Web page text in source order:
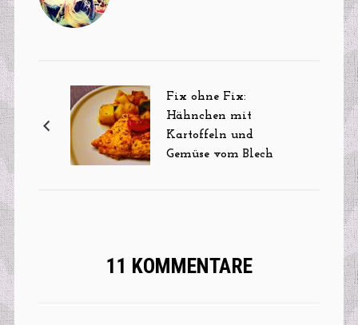
Fix ohne Fix:
Hähnchen mit
Kartoffeln und
Gemüse vom Blech
11 KOMMENTARE